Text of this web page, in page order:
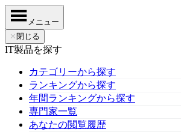
メニュー
✕ 閉じる
IT製品を探す
カテゴリーから探す
ランキングから探す
年間ランキングから探す
専門家一覧
あなたの閲覧履歴